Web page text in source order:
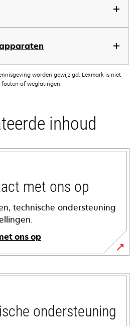
worden gewijzigd. Lexmark is niet
of weglatingen.
inhoud
met ons op
technische ondersteuning
ons op
ondersteuning